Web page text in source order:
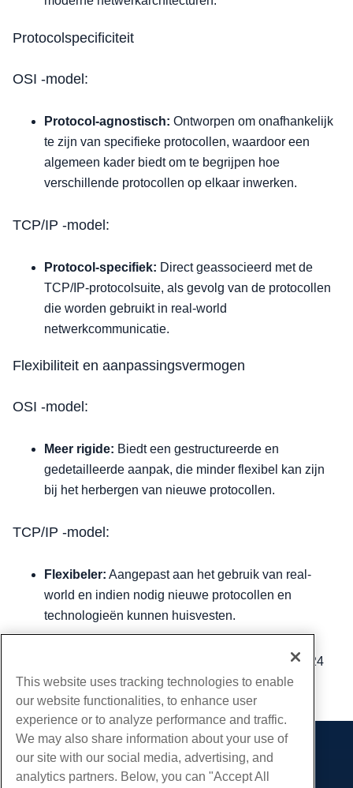
Protocolspecificiteit
OSI -model:
Protocol-agnostisch: Ontworpen om onafhankelijk
te zijn van specifieke protocollen, waardoor een
algemeen kader biedt om te begrijpen hoe
verschillende protocollen op elkaar inwerken.
TCP/IP -model:
Protocol-specifiek: Direct geassocieerd met de
TCP/IP-protocolsuite, als gevolg van de protocollen
die worden gebruikt in real-world
netwerkcommunicatie.
Flexibiliteit en aanpassingsvermogen
OSI -model:
Meer rigide: Biedt een gestructureerde en
gedetailleerde aanpak, die minder flexibel kan zijn
bij het herbergen van nieuwe protocollen.
TCP/IP -model:
Flexibeler: Aangepast aan het gebruik van real-
world en indien nodig nieuwe protocollen en
technologieën kunnen huisvesten.
augustus 29, 2024
Kopiëren URL
Producten
Web hosting
This website uses tracking technologies to enable
our website functionalities, to enhance user
experience or to analyze performance and traffic.
We may also share information about your use of
our site with our social media, advertising, and
analytics partners. Below, you can "Accept All